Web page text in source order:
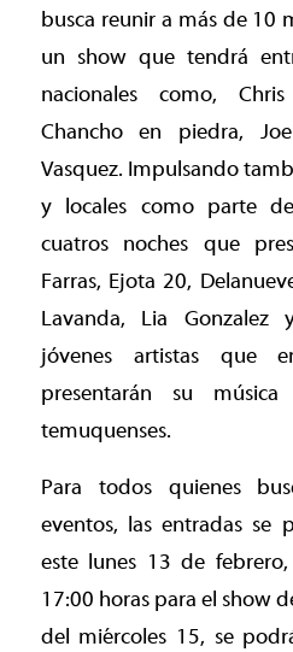
busca reunir a más de 10
un show que tendrá
nacionales como,
Chancho en piedra,
Vasquez. Impulsando
y locales como parte
cuatros noches que
Farras, Ejota 20,
Lavanda, Lia
jóvenes artistas que
presentarán su
temuquenses.
Para todos quienes
eventos, las entradas se
este lunes 13 de
17:00 horas para el show
del miércoles 15, se